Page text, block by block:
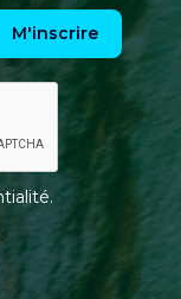
M'inscrire
.